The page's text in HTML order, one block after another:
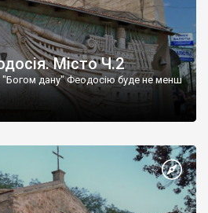
Місто Ч.2
"Богом дану" Феодосію буде не менш